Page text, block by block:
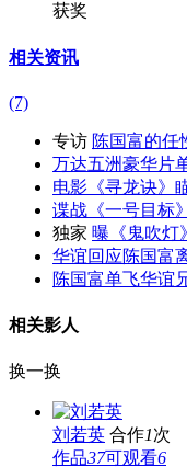
获奖
相关资讯
(7)
专访 陈国富的任
万达五洲豪华片
电影《寻龙诀》
谍战《一号目标
独家 曝《鬼吹灯
华谊回应陈国富
陈国富单飞华谊
相关影人
换一换
刘若英 合作1次
作品37可观看6